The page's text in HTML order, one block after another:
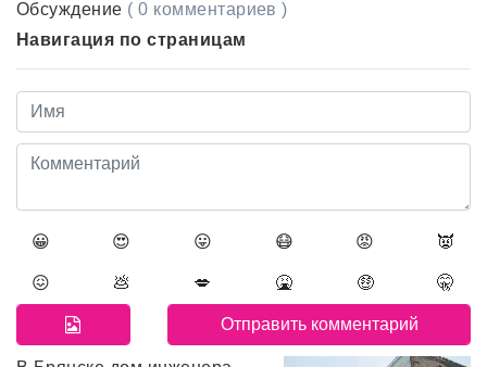
Обсуждение ( 0 комментариев )
Навигация по страницам
😀 😍 😛 😷 😡 👿
😖 💩 💋 🤮 🤑 🤫